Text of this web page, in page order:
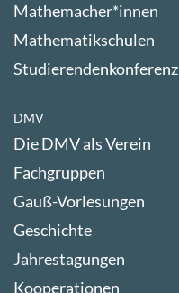
Mathemacher*innen
Mathematikschulen
Studierendenkonferenz
DMV
Die DMV als Verein
Fachgruppen
Gauß-Vorlesungen
Geschichte
Jahrestagungen
Kooperationen